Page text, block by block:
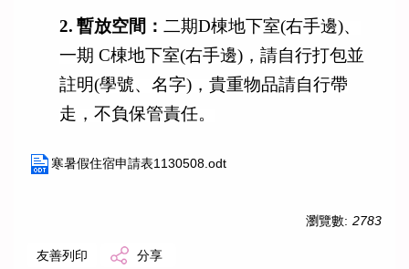
2. 暫放空間： 二期D棟地下室(右手邊)、
一期 C棟地下室(右手邊)，請自行打包並
註明(學號、名字)， 貴重物品請自行帶
走，不負保管責任。
寒暑假住宿申請表1130508.odt
瀏覽數: 2783
友善列印 分享